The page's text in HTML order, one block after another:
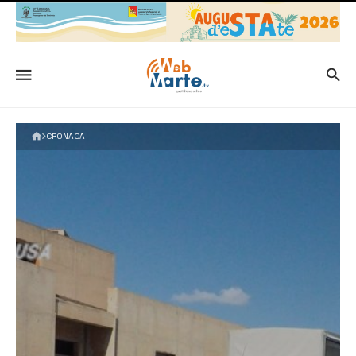
CRONACA